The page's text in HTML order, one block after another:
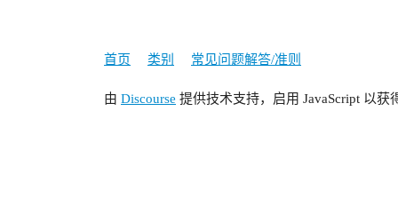
首页 类别 常见问题解答/准则
由 Discourse 提供技术支持，启用 JavaScript 以获